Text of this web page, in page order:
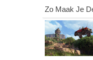
Zo Maak Je